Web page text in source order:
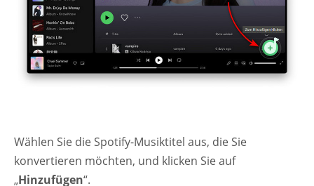
Wählen Sie die Spotify-Musiktitel aus, die Sie
konvertieren möchten, und klicken Sie auf
„Hinzufügen“.